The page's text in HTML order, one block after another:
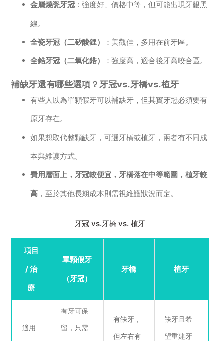
金屬燒瓷牙冠 ：強度好、價格中等，但可能出現牙齦黑
線。
全瓷牙冠（二矽酸鋰）
：美觀佳，多用在前牙區。
全鋯牙冠（二氧化鋯）
：強度高，適合後牙高咬合區。
補缺牙還有哪些選項？牙冠vs.牙橋vs.植牙
有些人以為單顆假牙可以補缺牙，但其實牙冠必須要有
原牙存在。
如果想取代整顆缺牙，可選牙橋或植牙，兩者有不同成
本與維護方式。
費用層面上，牙冠較便宜，牙橋落在中等範圍，植牙較
高 ，至於其他長期成本則需視維護狀況而定。
牙冠 vs.牙橋 vs. 植牙
項目
/ 治
療
單顆假牙
（牙冠）
牙橋 植牙
適用
有牙可保
留，只需
有缺牙，
但左右有
缺牙且希
望重建牙